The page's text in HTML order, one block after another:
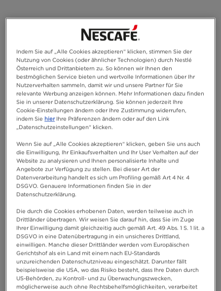
Indem Sie auf „Alle Cookies akzeptieren“ klicken, stimmen Sie der
Nutzung von Cookies (oder ähnlicher Technologien) durch Nestlé
Österreich und Drittanbietern zu. So können wir Ihnen den
bestmöglichen Service bieten und wertvolle Informationen über Ihr
Nutzerverhalten sammeln, damit wir und unsere Partner für Sie
relevante Werbung anzeigen können. Mehr Informationen dazu finden
Sie in unserer Datenschutzerklärung. Sie können jederzeit Ihre
Cookie-Einstellungen ändern oder Ihre Zustimmung widerrufen,
indem Sie hierIhre Präferenzen ändern oder auf den Link
„Datenschutzeinstellungen“ klicken.
Wenn Sie auf „Alle Cookies akzeptieren“ klicken, geben Sie uns auch
die Einwilligung, Ihr Einkaufsverhalten und Ihr User Verhalten auf der
Website zu analysieren und Ihnen personalisierte Inhalte und
Angebote zur Verfügung zu stellen. Bei dieser Art der
Datenverarbeitung handelt es sich um Profiling gemäß Art 4 Nr. 4
DSGVO. Genauere Informationen finden Sie in der
Datenschutzerklärung.
Die durch die Cookies erhobenen Daten, werden teilweise auch in
Drittländer übertragen. Wir weisen Sie darauf hin, dass Sie im Zuge
Ihrer Einwilligung damit gleichzeitig auch gemäß Art. 49 Abs. 1 S. 1 lit. a
DSGVO in eine Datenübertragung in ein unsicheres Drittland,
einwilligen. Manche dieser Drittländer werden vom Europäischen
Gerichtshof als ein Land mit einem nach EU-Standards
unzureichenden Datenschutzniveau eingeschätzt. Darunter fällt
beispielsweise die USA, wo das Risiko besteht, dass Ihre Daten durch
US-Behörden, zu Kontroll- und zu Überwachungszwecken,
möglicherweise auch ohne Rechtsbehelfsmöglichkeiten, verarbeitet